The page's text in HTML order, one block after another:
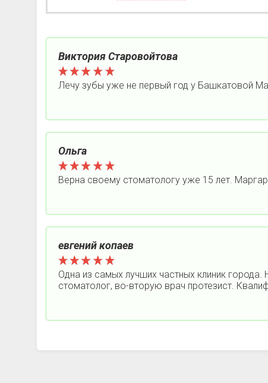
Виктория Старовойтова
Лечу зубы уже не первый год у Башкатовой
Ольга
Верна своему стоматологу уже 15 лет.
евгений копаев
Одна из самых лучших частных клиник
стоматолог, во-вторую врач протезист.